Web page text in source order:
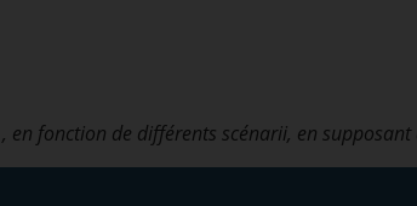
, en fonction de différents scénarii, en supposant